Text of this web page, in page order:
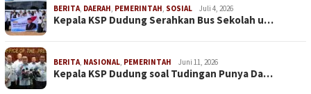
BERITA, DAERAH, PEMERINTAH, SOSIAL Juli 4, 2026
Kepala KSP Dudung Serahkan Bus Sekolah u…
BERITA, NASIONAL, PEMERINTAH Juni 11, 2026
Kepala KSP Dudung soal Tudingan Punya Da…